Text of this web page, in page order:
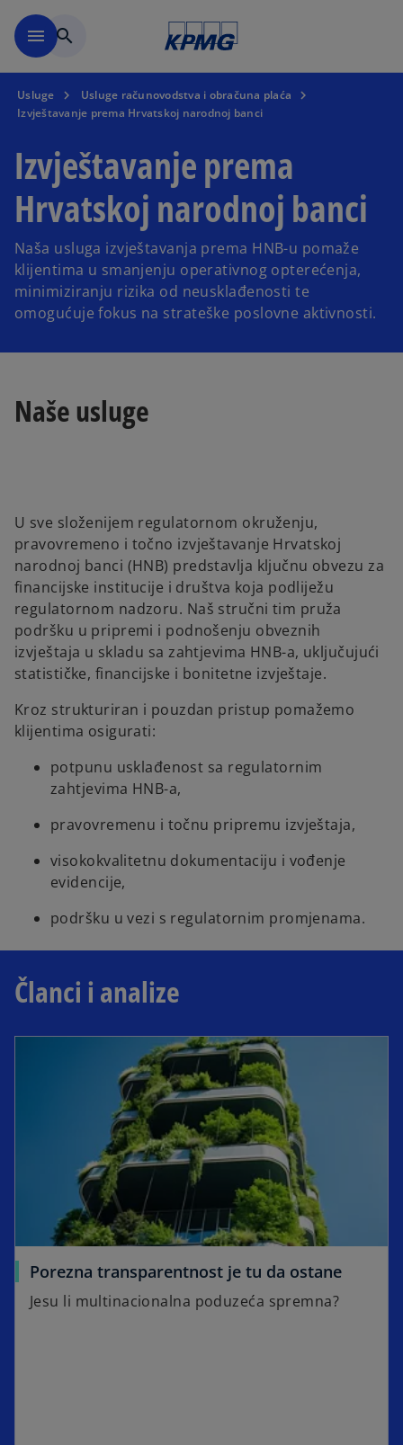
menu search
Usluge
Usluge računovodstva i obračuna plaća
Izvještavanje prema Hrvatskoj narodnoj banci
Izvještavanje prema
Hrvatskoj narodnoj banci
Naša usluga izvještavanja prema HNB-u pomaže
klijentima u smanjenju operativnog opterećenja,
minimiziranju rizika od neusklađenosti te
omogućuje fokus na strateške poslovne aktivnosti.
Naše usluge
U sve složenijem regulatornom okruženju,
pravovremeno i točno izvještavanje Hrvatskoj
narodnoj banci (HNB) predstavlja ključnu obvezu za
financijske institucije i društva koja podliježu
regulatornom nadzoru. Naš stručni tim pruža
podršku u pripremi i podnošenju obveznih
izvještaja u skladu sa zahtjevima HNB-a, uključujući
statističke, financijske i bonitetne izvještaje.
Kroz strukturiran i pouzdan pristup pomažemo
klijentima osigurati:
potpunu usklađenost sa regulatornim
zahtjevima HNB-a,
pravovremenu i točnu pripremu izvještaja,
visokokvalitetnu dokumentaciju i vođenje
evidencije,
podršku u vezi s regulatornim promjenama.
Članci i analize
Porezna transparentnost je tu da ostane
Jesu li multinacionalna poduzeća spremna?